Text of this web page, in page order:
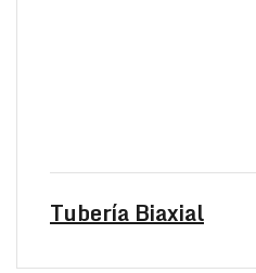
Tubería Biaxial